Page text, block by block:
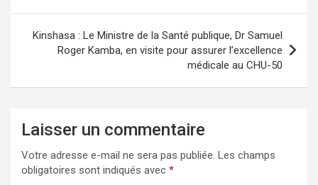
l’article
Kinshasa : Le Ministre de la Santé publique, Dr Samuel
Roger Kamba, en visite pour assurer l’excellence
médicale au CHU-50
Laisser un commentaire
Votre adresse e-mail ne sera pas publiée. Les champs
obligatoires sont indiqués avec *